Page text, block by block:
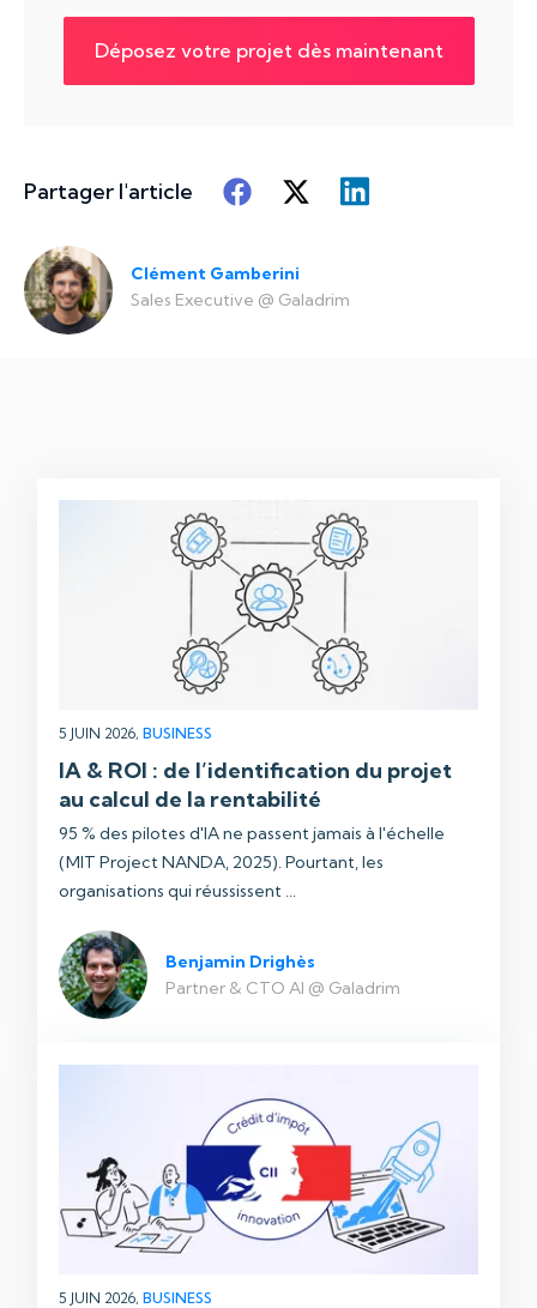
Déposez votre projet dès maintenant
Partager l'article
Clément Gamberini
Sales Executive @ Galadrim
5 JUIN 2026, BUSINESS
IA & ROI : de l’identification du projet
au calcul de la rentabilité
95 % des pilotes d'IA ne passent jamais à l'échelle
(MIT Project NANDA, 2025). Pourtant, les
organisations qui réussissent ...
Benjamin Drighès
Partner & CTO AI @ Galadrim
5 JUIN 2026, BUSINESS